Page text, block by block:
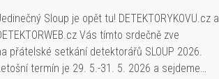
Sloup je opět tu! DETEKTORYKOVU.cz a
Vás tímto srdečně zve
přátelské setkání detektorářů SLOUP 2026.
termín je 29. 5.-31. 5. 2026 a sejdeme…